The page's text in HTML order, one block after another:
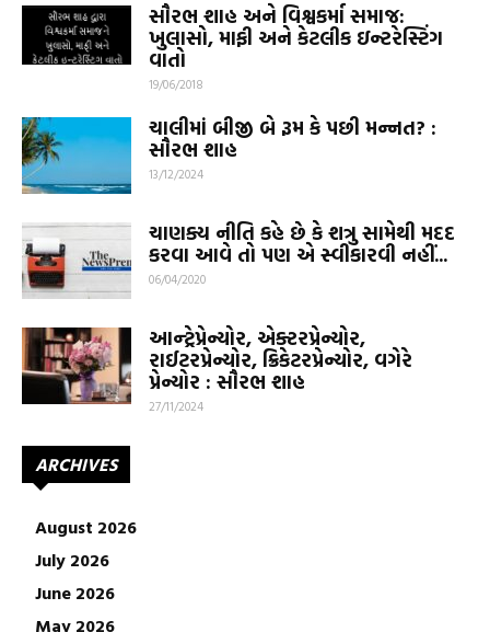
સૌરભ શાહ અને વિશ્વકર્મા સમાજ:
ખુલાસો, માફી અને કેટલીક ઇન્ટરેસ્ટિંગ
વાતો
19/06/2018
ચાલીમાં બીજી બે રૂમ કે પછી મન્નત? :
સૌરભ શાહ
13/12/2024
ચાણક્ય નીતિ કહે છે કે શત્રુ સામેથી મદદ
કરવા આવે તો પણ એ સ્વીકારવી નહીં...
06/04/2020
આન્ટ્રેપ્રેન્યોર, એક્ટરપ્રેન્યોર,
રાઈટરપ્રેન્યોર, ક્રિકેટરપ્રેન્યોર, વગેરે
પ્રેન્યોર : સૌરભ શાહ
27/11/2024
ARCHIVES
August 2026
July 2026
June 2026
May 2026